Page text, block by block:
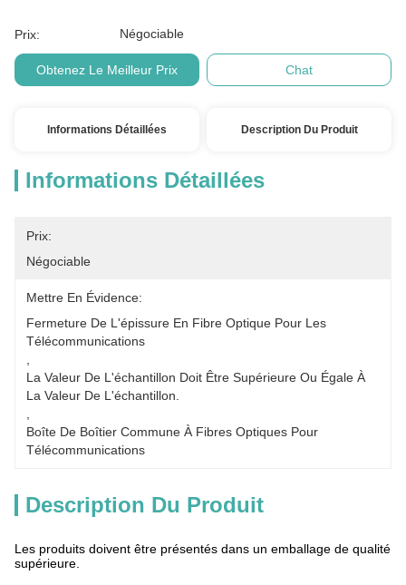
Prix: Négociable
Obtenez Le Meilleur Prix Chat
Informations Détaillées Description Du Produit
Informations Détaillées
Prix:
Négociable
Mettre En Évidence:
Fermeture De L'épissure En Fibre Optique Pour Les
Télécommunications
La Valeur De L'échantillon Doit Être Supérieure Ou Égale À
La Valeur De L'échantillon.
Boîte De Boîtier Commune À Fibres Optiques Pour
Télécommunications
Description Du Produit
Les produits doivent être présentés dans un emballage de qualité
supérieure.